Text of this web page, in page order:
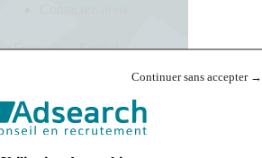
Continuer sans accepter →
Français English